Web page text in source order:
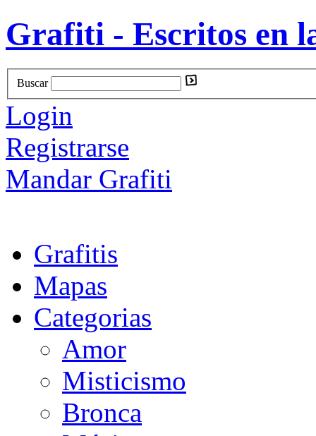
Grafiti - Escritos en
Buscar
Login
Registrarse
Mandar Grafiti
Grafitis
Mapas
Categorias
Amor
Misticismo
Bronca